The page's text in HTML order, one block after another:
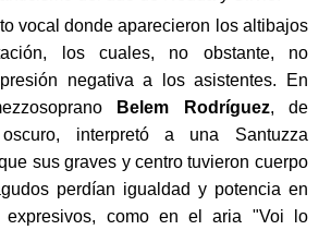
vocal donde aparecieron los altibajos
los cuales, no obstante, no
negativa a los asistentes. En
Belem Rodríguez, de
interpretó a una Santuzza
sus graves y centro tuvieron cuerpo
perdían igualdad y potencia en
expresivos, como en el aria "Voi lo